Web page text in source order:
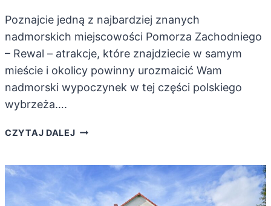
Poznajcie jedną z najbardziej znanych
nadmorskich miejscowości Pomorza Zachodniego
– Rewal – atrakcje, które znajdziecie w samym
mieście i okolicy powinny urozmaicić Wam
nadmorski wypoczynek w tej części polskiego
wybrzeża….
CZYTAJ DALEJREWAL.
OKOLICY